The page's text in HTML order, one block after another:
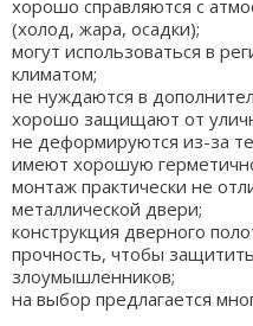
хорошо справляются с
(холод, жара, осадки);
могут использоваться в
климатом;
не нуждаются в
хорошо защищают от
не деформируются из-за
имеют хорошую
монтаж практически не
металлической двери;
конструкция дверного
прочность, чтобы
злоумышленников;
на выбор предлагается